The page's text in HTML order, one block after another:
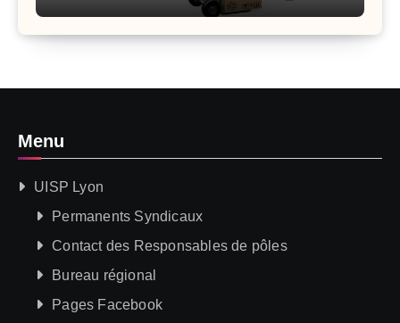
Menu
UISP Lyon
Permanents Syndicaux
Contact des Responsables de pôles
Bureau régional
Pages Facebook